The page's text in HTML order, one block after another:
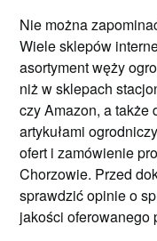
Nie można
Wiele sklepów
asortyment węży
niż w sklepach
czy Amazon, a także
artykułami
ofert i zamówienie
Chorzowie. Przed
sprawdzić opinie o
jakości oferowanego